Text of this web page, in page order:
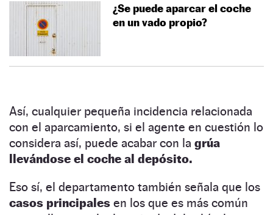
¿Se puede aparcar el coche
en un vado propio?
Así, cualquier pequeña incidencia relacionada
con el aparcamiento, si el agente en cuestión lo
considera así, puede acabar con la grúa
llevándose el coche al depósito.
Eso sí, el departamento también señala que los
casos principales en los que es más común